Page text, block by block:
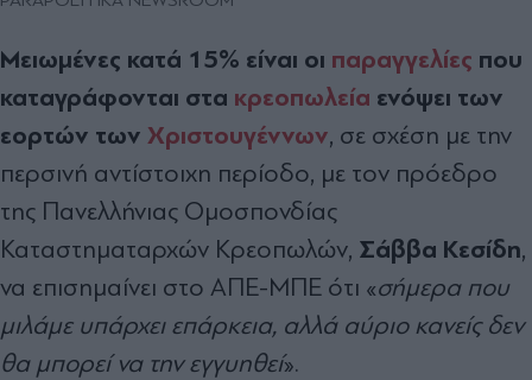
Μειωμένες κατά 15% είναι οι παραγγελίες που
καταγράφονται στα κρεοπωλεία ενόψει των
εορτών των Χριστουγέννων, σε σχέση με την
περσινή αντίστοιχη περίοδο, με τον πρόεδρο
της Πανελλήνιας Ομοσπονδίας
Καταστηματαρχών Κρεοπωλών, Σάββα Κεσίδη,
να επισημαίνει στο ΑΠΕ-ΜΠΕ ότι «σήμερα που
μιλάμε υπάρχει επάρκεια, αλλά αύριο κανείς δεν
θα μπορεί να την εγγυηθεί».